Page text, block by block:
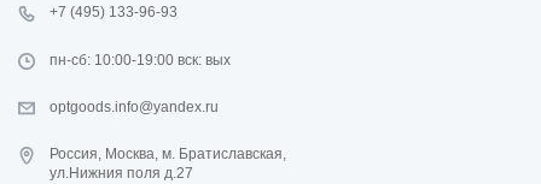
+7 (495) 133-96-93
пн-сб: 10:00-19:00 вск: вых
optgoods.info@yandex.ru
Россия, Москва, м. Братиславская,
ул.Нижния поля д.27